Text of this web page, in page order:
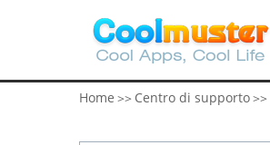
Home >> Centro di supporto>>